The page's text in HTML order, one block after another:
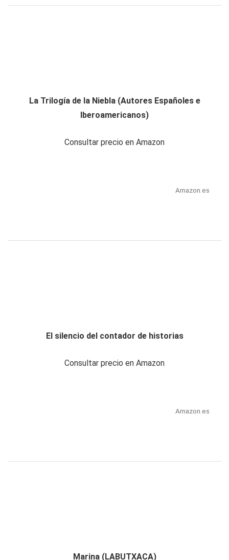
La Trilogía de la Niebla (Autores Españoles e
Iberoamericanos)
Consultar precio en Amazon
Amazon.es
El silencio del contador de historias
Consultar precio en Amazon
Amazon.es
Marina (LABUTXACA)